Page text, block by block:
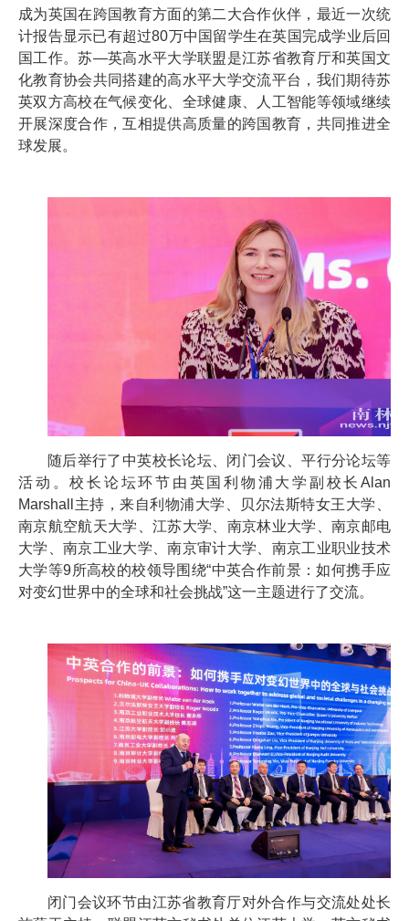
成为英国在跨国教育方面的第二大合作伙伴，最近一次统
计报告显示已有超过80万中国留学生在英国完成学业后回
国工作。苏—英高水平大学联盟是江苏省教育厅和英国文
化教育协会共同搭建的高水平大学交流平台，我们期待苏
英双方高校在气候变化、全球健康、人工智能等领域继续
开展深度合作，互相提供高质量的跨国教育，共同推进全
球发展。
随后举行了中英校长论坛、闭门会议、平行分论坛等
活动。校长论坛环节由英国利物浦大学副校长Alan
Marshall主持，来自利物浦大学、贝尔法斯特女王大学、
南京航空航天大学、江苏大学、南京林业大学、南京邮电
大学、南京工业大学、南京审计大学、南京工业职业技术
大学等9所高校的校领导围绕“中英合作前景：如何携手应
对变幻世界中的全球和社会挑战”这一主题进行了交流。
闭门会议环节由江苏省教育厅对外合作与交流处处长